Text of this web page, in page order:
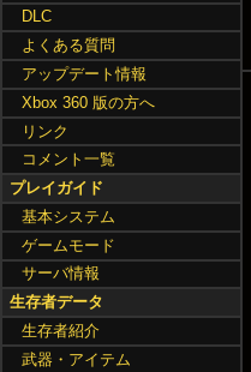
DLC
よくある質問
アップデート情報
Xbox 360 版の方へ
リンク
コメント一覧
プレイガイド
基本システム
ゲームモード
サーバ情報
生存者データ
生存者紹介
武器・アイテム